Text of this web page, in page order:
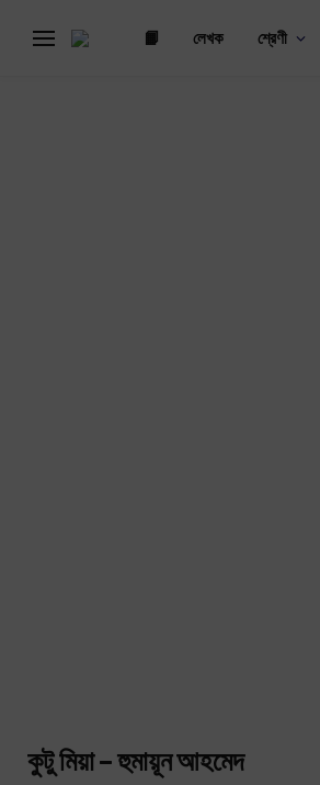
📙 লেখক শ্রেণী
কুটু মিয়া – হুমায়ূন আহমেদ